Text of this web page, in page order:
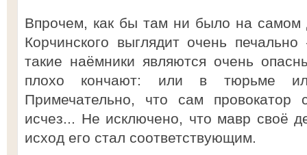
Впрочем, как бы там ни было на самом
Корчинского выглядит очень
такие наёмники являются очень
плохо кончают: или в тюрьме
Примечательно, что сам провокатор
исчез... Не исключено, что мавр своё
исход его стал соответствующим.